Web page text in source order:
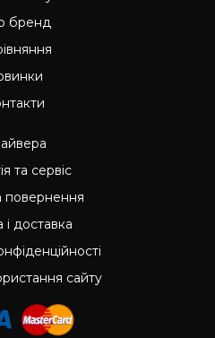
бренд
та сервіс
повернення
і доставка
сайту